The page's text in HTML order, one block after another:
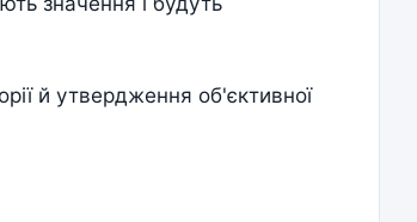
й утвердження об'єктивної